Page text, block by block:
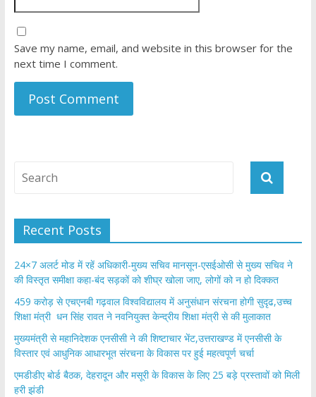
Save my name, email, and website in this browser for the
next time I comment.
Recent Posts
24×7 अलर्ट मोड में रहें अधिकारी-मुख्य सचिव मानसून-एसईओसी से मुख्य सचिव ने
की विस्तृत समीक्षा कहा-बंद सड़कों को शीघ्र खोला जाए, लोगों को न हो दिक्कत
459 करोड़ से एचएनबी गढ़वाल विश्वविद्यालय में अनुसंधान संरचना होगी सुदृढ,उच्च
शिक्षा मंत्री धन सिंह रावत ने नवनियुक्त केन्द्रीय शिक्षा मंत्री से की मुलाकात
मुख्यमंत्री से महानिदेशक एनसीसी ने की शिष्टाचार भेंट,उत्तराखण्ड में एनसीसी के
विस्तार एवं आधुनिक आधारभूत संरचना के विकास पर हुई महत्वपूर्ण चर्चा
एमडीडीए बोर्ड बैठक, देहरादून और मसूरी के विकास के लिए 25 बड़े प्रस्तावों को मिली
हरी झंडी